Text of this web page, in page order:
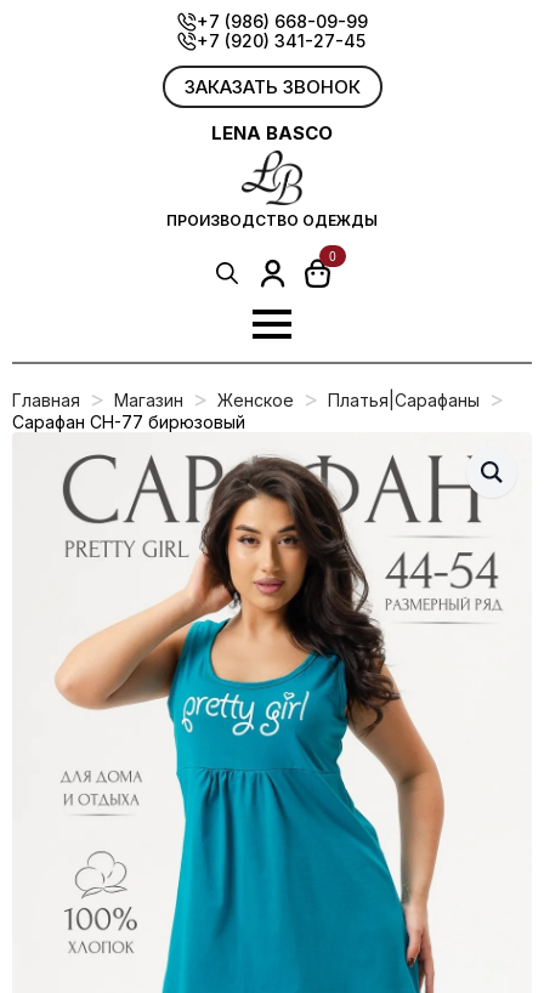
+7 (986) 668-09-99
+7 (920) 341-27-45
ЗАКАЗАТЬ ЗВОНОК
LENA BASCO
ПРОИЗВОДСТВО ОДЕЖДЫ
Search
0
Главная Магазин Женское
Платья|Сарафаны
Сарафан СН-77 бирюзовый